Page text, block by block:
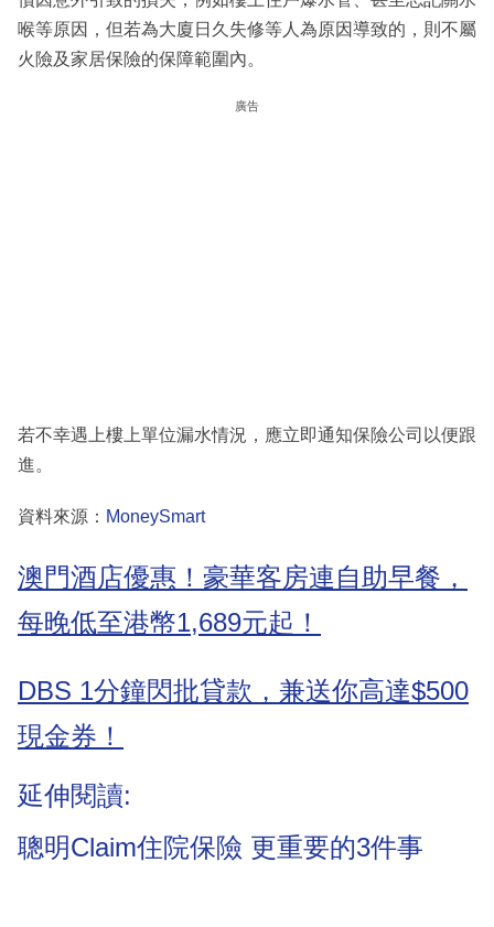
喉等原因，但若為大廈日久失修等人為原因導致的，則不屬
火險及家居保險的保障範圍內。
廣告
若不幸遇上樓上單位漏水情況，應立即通知保險公司以便跟
進。
資料來源： MoneySmart
澳門酒店優惠！豪華客房連自助早餐，
每晚低至港幣1,689元起！
DBS 1分鐘閃批貸款，兼送你高達$500
現金券！
延伸閱讀:
聰明Claim住院保險 更重要的3件事